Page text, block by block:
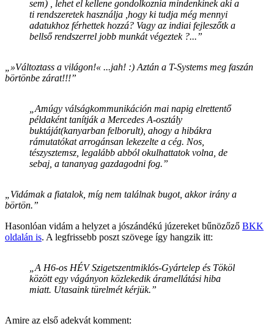
sem) , lehet el kellene gondolkoznia mindenkinek aki a
ti rendszeretek használja ,hogy ki tudja még mennyi
adatukhoz férhettek hozzá? Vagy az indiai fejleszőtk a
bellső rendszerrel jobb munkát végeztek ?...”
„»Változtass a világon!« ...jah! :) Aztán a T-Systems meg faszán
börtönbe zárat!!!”
„Amúgy válságkommunikáción mai napig elrettentő
példaként tanítják a Mercedes A-osztály
buktáját(kanyarban felborult), ahogy a hibákra
rámutatókat arrogánsan lekezelte a cég. Nos,
tészysztemsz, legalább abból okulhattatok volna, de
sebaj, a tananyag gazdagodni fog.”
„Vidámak a fiatalok, míg nem találnak bugot, akkor irány a
börtön.”
Hasonlóan vidám a helyzet a jószándékú júzereket bűnözőző BKK
oldalán is. A legfrissebb poszt szövege így hangzik itt:
„A H6-os HÉV Szigetszentmiklós-Gyártelep és Tököl
között egy vágányon közlekedik áramellátási hiba
miatt. Utasaink türelmét kérjük.”
Amire az első adekvát komment: